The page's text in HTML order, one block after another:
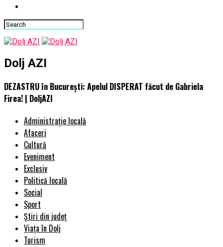
Dolj AZI
DEZASTRU în București: Apelul DISPERAT făcut de Gabriela
Firea! | DoljAZI
Administrație locală
Afaceri
Cultură
Eveniment
Exclusiv
Politică locală
Social
Sport
Știri din județ
Viața în Dolj
Turism